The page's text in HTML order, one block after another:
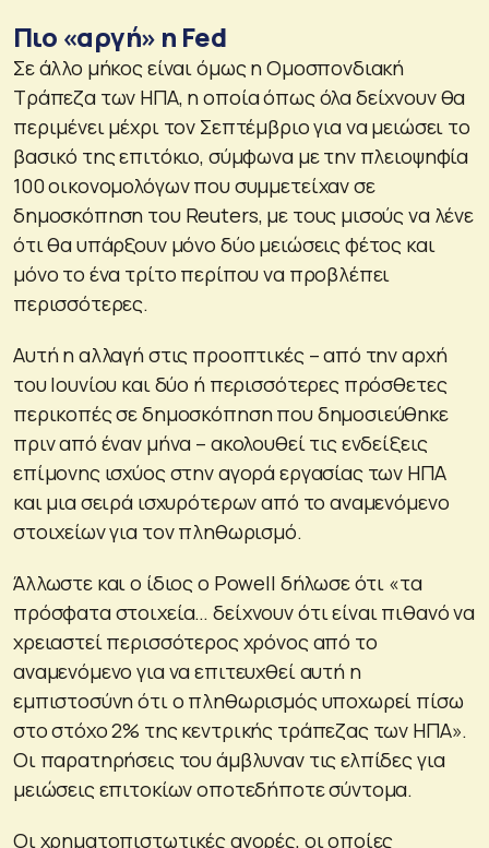
Πιο «αργή» η Fed
Σε άλλο μήκος είναι όμως η Ομοσπονδιακή
Τράπεζα των ΗΠΑ, η οποία όπως όλα δείχνουν θα
περιμένει μέχρι τον Σεπτέμβριο για να μειώσει το
βασικό της επιτόκιο, σύμφωνα με την πλειοψηφία
100 οικονομολόγων που συμμετείχαν σε
δημοσκόπηση του Reuters, με τους μισούς να λένε
ότι θα υπάρξουν μόνο δύο μειώσεις φέτος και
μόνο το ένα τρίτο περίπου να προβλέπει
περισσότερες.
Αυτή η αλλαγή στις προοπτικές – από την αρχή
του Ιουνίου και δύο ή περισσότερες πρόσθετες
περικοπές σε δημοσκόπηση που δημοσιεύθηκε
πριν από έναν μήνα – ακολουθεί τις ενδείξεις
επίμονης ισχύος στην αγορά εργασίας των ΗΠΑ
και μια σειρά ισχυρότερων από το αναμενόμενο
στοιχείων για τον πληθωρισμό.
Άλλωστε και ο ίδιος ο Powell δήλωσε ότι «τα
πρόσφατα στοιχεία… δείχνουν ότι είναι πιθανό να
χρειαστεί περισσότερος χρόνος από το
αναμενόμενο για να επιτευχθεί αυτή η
εμπιστοσύνη ότι ο πληθωρισμός υποχωρεί πίσω
στο στόχο 2% της κεντρικής τράπεζας των ΗΠΑ».
Οι παρατηρήσεις του άμβλυναν τις ελπίδες για
μειώσεις επιτοκίων οποτεδήποτε σύντομα.
Οι χρηματοπιστωτικές αγορές, οι οποίες